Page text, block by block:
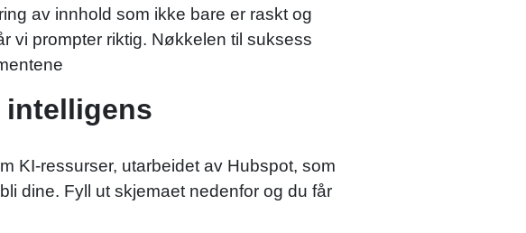
av innhold som ikke bare er raskt og
vi prompter riktig. Nøkkelen til suksess
intelligens
KI-ressurser, utarbeidet av Hubspot, som
dine. Fyll ut skjemaet nedenfor og du får